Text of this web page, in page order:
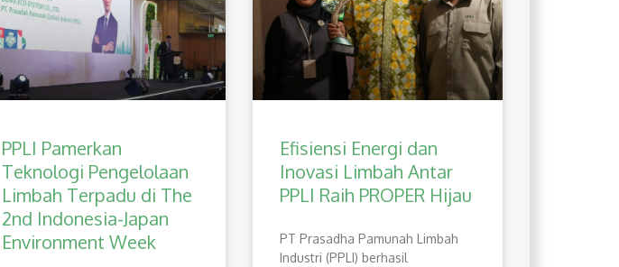
PPLI Pamerkan
Teknologi Pengelolaan
Limbah Terpadu di The
2nd Indonesia-Japan
Environment Week
Efisiensi Energi dan
Inovasi Limbah Antar
PPLI Raih PROPER Hijau
PT Prasadha Pamunah Limbah
Industri (PPLI) berhasil